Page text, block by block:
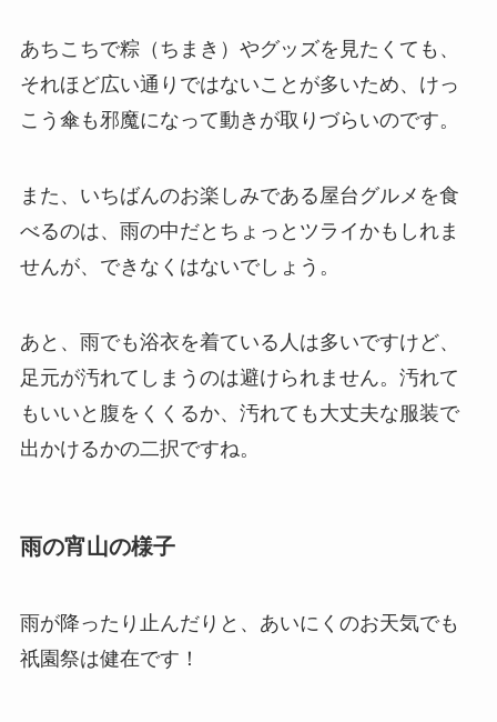
あちこちで粽（ちまき）やグッズを見たくても、
それほど広い通りではないことが多いため、けっ
こう傘も邪魔になって動きが取りづらいのです。
また、いちばんのお楽しみである屋台グルメを食
べるのは、雨の中だとちょっとツライかもしれま
せんが、できなくはないでしょう。
あと、雨でも浴衣を着ている人は多いですけど、
足元が汚れてしまうのは避けられません。汚れて
もいいと腹をくくるか、汚れても大丈夫な服装で
出かけるかの二択ですね。
雨の宵山の様子
雨が降ったり止んだりと、あいにくのお天気でも
祇園祭は健在です！